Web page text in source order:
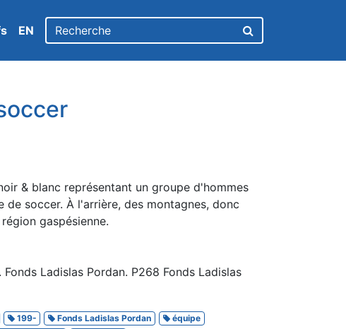
EN
& blanc représentant un groupe d'hommes
de soccer. À l'arrière, des montagnes, donc
gaspésienne.
Fonds Ladislas Pordan. P268 Fonds Ladislas
199- Fonds Ladislas Pordan
équipe